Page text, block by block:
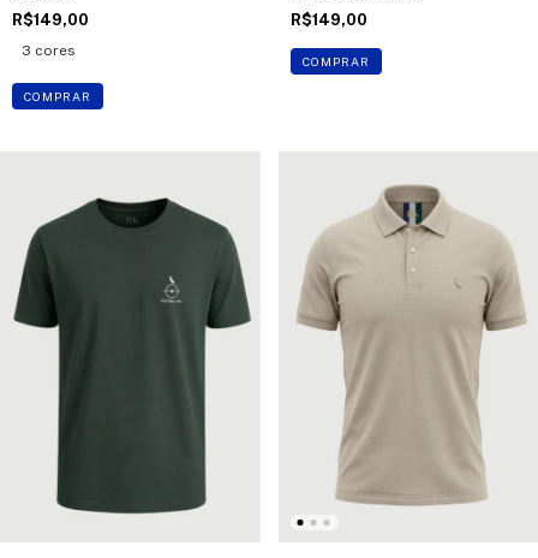
R$149,00
3 cores
COMPRAR
R$149,00
COMPRAR